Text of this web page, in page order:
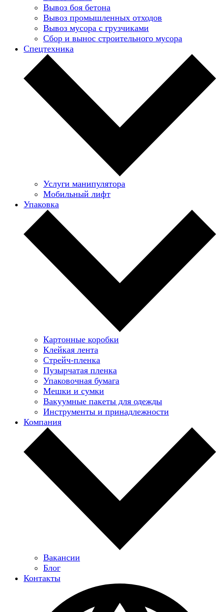
Вывоз боя бетона
Вывоз промышленных отходов
Вывоз мусора с грузчиками
Сбор и вынос строительного мусора
Спецтехника
Услуги манипулятора
Мобильный лифт
Упаковка
Картонные коробки
Клейкая лента
Стрейч-пленка
Пузырчатая пленка
Упаковочная бумага
Мешки и сумки
Вакуумные пакеты для одежды
Инструменты и принадлежности
Компания
Вакансии
Блог
Контакты